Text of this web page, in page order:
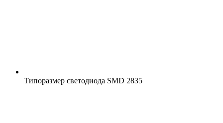
Типоразмер светодиода SMD 2835